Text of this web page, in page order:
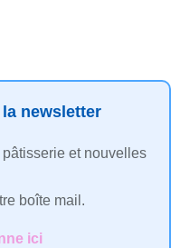
newsletter
et nouvelles
boîte mail.
ici